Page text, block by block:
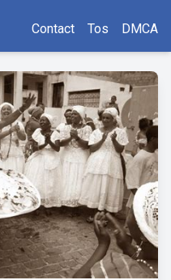
Contact Tos DMCA